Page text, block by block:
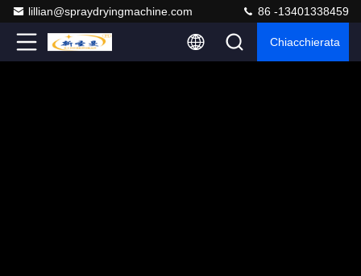
lillian@spraydryingmachine.com 86 -13401338459
Chiacchierata